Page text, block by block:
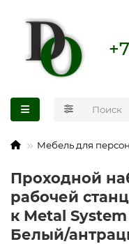
Мебель для
Проходной
рабочей
к Metal
Белый/